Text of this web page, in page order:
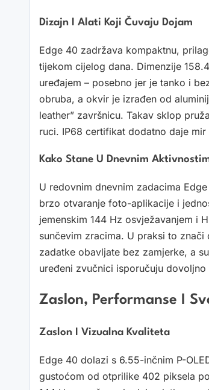
Dizajn I Alati Koji Čuvaju Dojam
Edge 40 zadržava kompaktnu,
tijekom cijelog dana. Dimenzije
uređajem – posebno jer je tanko i
obruba, a okvir je izrađen od
leather” završnicu. Takav sklop
ruci. IP68 certifikat dodatno daje
Kako Stane U Dnevnim
U redovnim dnevnim zadacima
brzo otvaranje foto-aplikacije i
jemenskim 144 Hz osvježavanjem i
sunčevim zracima. U praksi to
zadatke obavljate bez zamjerke, a
uređeni zvučnici isporučuju
Zaslon, Performanse I
Zaslon I Vizualna Kvaliteta
Edge 40 dolazi s 6.55-inčnim P-
gustoćom od otprilike 402 piksela